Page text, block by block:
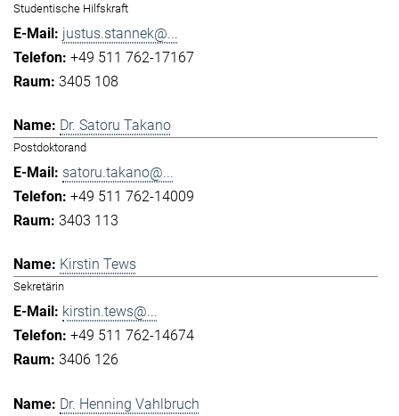
Studentische Hilfskraft
justus.stannek@...
+49 511 762-17167
3405 108
Dr. Satoru Takano
Postdoktorand
satoru.takano@...
+49 511 762-14009
3403 113
Kirstin Tews
Sekretärin
kirstin.tews@...
+49 511 762-14674
3406 126
Dr. Henning Vahlbruch